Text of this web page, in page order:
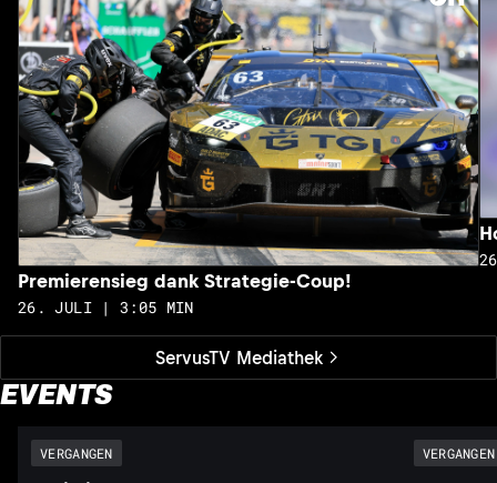
ServusTV Mediathek
Premierensieg dank Strategie-Coup!
26. JULI | 3:05 MIN
EVENTS
VERGANGEN VERGANGEN